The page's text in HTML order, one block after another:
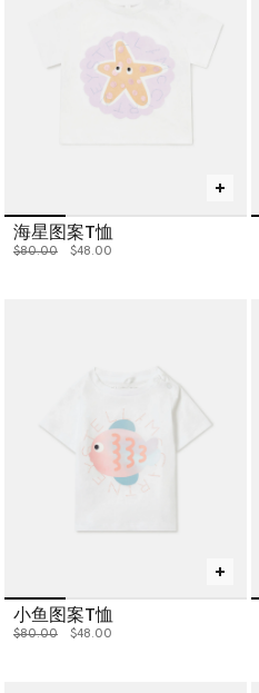
海星图案T恤
价格从
$80.00下降至
$48.00
小鱼图案T恤
价格从
$80.00下降至
$48.00